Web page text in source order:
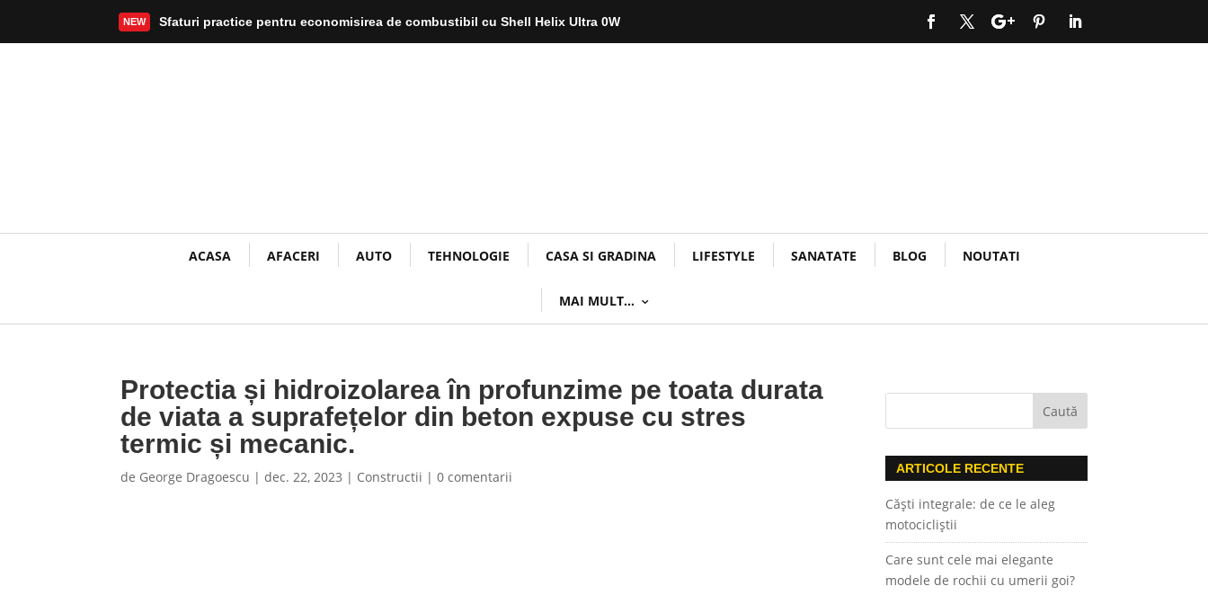
NEW Sfaturi practice pentru economisirea de combustibil cu Shell Helix Ultra 0W
Mai mult
ACASA AFACERI AUTO TEHNOLOGIE CASA SI GRADINA LIFESTYLE SANATATE BLOG NOUTATI
MAI MULT…
Protectia și hidroizolarea în profunzime pe toata durata
de viata a suprafețelor din beton expuse cu stres
termic și mecanic.
de George Dragoescu |dec. 22, 2023 | Constructii |0 comentarii ARTICOLE RECENTE
Căști integrale: de ce le aleg
motocicliștii
Care sunt cele mai elegante
modele de rochii cu umerii goi?